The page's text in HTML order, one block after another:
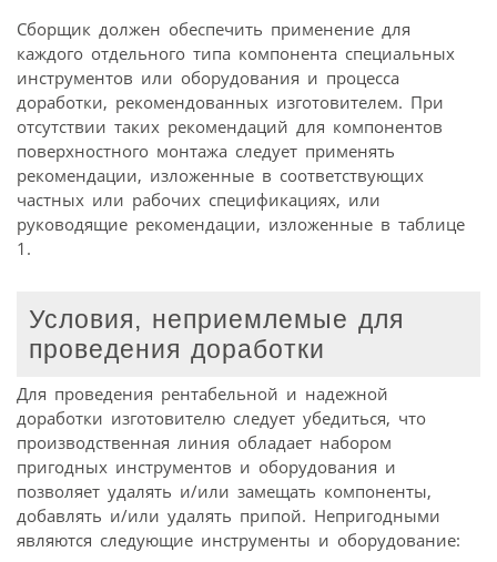
Сборщик должен обеспечить применение для
каждого отдельного типа компонента специальных
инструментов или оборудования и процесса
доработки, рекомендованных изготовителем. При
отсутствии таких рекомендаций для компонентов
поверхностного монтажа следует применять
рекомендации, изложенные в соответствующих
частных или рабочих спецификациях, или
руководящие рекомендации, изложенные в таблице
1.
Условия, неприемлемые для
проведения доработки
Для проведения рентабельной и надежной
доработки изготовителю следует убедиться, что
производственная линия обладает набором
пригодных инструментов и оборудования и
позволяет удалять и/или замещать компоненты,
добавлять и/или удалять припой. Непригодными
являются следующие инструменты и оборудование: